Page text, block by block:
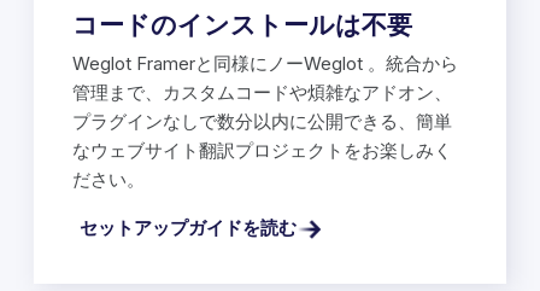
コードのインストールは不要
Weglot Framerと同様にノーWeglot 。統合から
管理まで、カスタムコードや煩雑なアドオン、
プラグインなしで数分以内に公開できる、簡単
なウェブサイト翻訳プロジェクトをお楽しみく
ださい。
セットアップガイドを読む